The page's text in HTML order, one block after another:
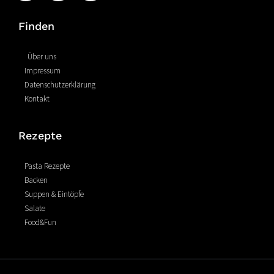
c
b
o
k
-
f
n
s
t
s
Finden
Über uns
Impressum
Datenschutzerklärung
Kontakt
Rezepte
Pasta Rezepte
Backen
Suppen & Eintöpfe
Salate
Food&Fun